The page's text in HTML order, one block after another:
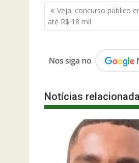
Navegação
de
Post
Veja: concurso público
até R$ 18 mil
Notícias